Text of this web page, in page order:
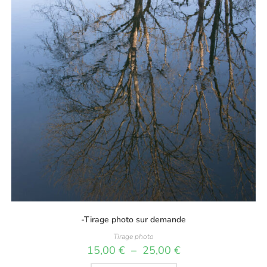
-Tirage photo sur demande
Tirage photo
15,00 € – 25,00 €Plage
de